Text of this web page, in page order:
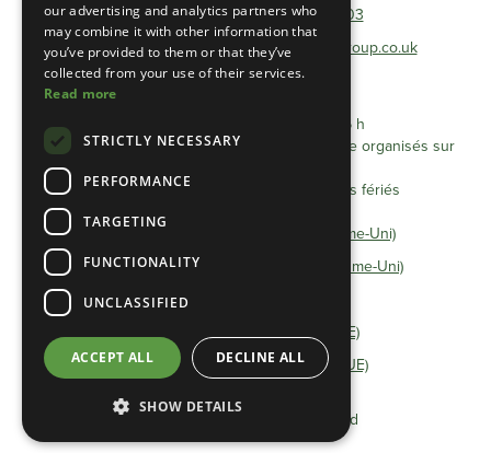
Téléphone gratuit :0333 0384 103
Adresse électronique :info@heathlandgroup.co.uk
Du lundi au vendredi, de 8 h à 16 h
Les rendez-vous après 16 heures peuvent être organisés sur
Fermé les samedis, dimanches et jours fériés
Déclaration de confidentialité (Royaume-Uni)
Politique en matière de cookies (Royaume-Uni)
Termes et conditions
Déclaration de confidentialité (UE)
Politique en matière de cookies (UE)
© 2025 Heathland Group Limited
our advertising and analytics partners who
may combine it with other information that
you’ve provided to them or that they’ve
collected from your use of their services.
Read more
STRICTLY NECESSARY
PERFORMANCE
TARGETING
FUNCTIONALITY
UNCLASSIFIED
ACCEPT ALL DECLINE ALL
SHOW DETAILS